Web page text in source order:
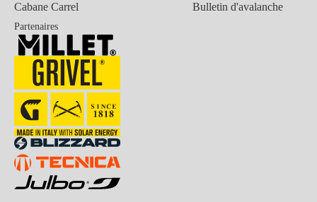
Cabane Carrel
Bulletin d'avalanche
Partenaires